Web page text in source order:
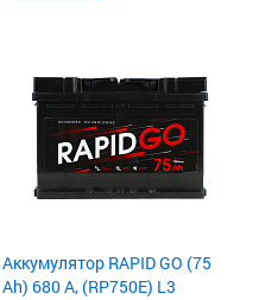
Аккумулятор RAPID GO (75
Ah) 680 А, (RP750E) L3